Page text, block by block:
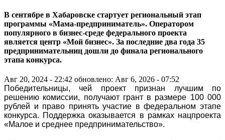
В сентябре в Хабаровске стартует региональный этап
программы «Мама-предприниматель». Оператором
популярного в бизнес-среде федерального проекта
является центр «Мой бизнес». За последние два года 35
предпринимательниц дошли до финала регионального
этапа конкурса.
Авг 20, 2024 - 22:42 обновлено: Авг 6, 2026 - 07:52
Победительницы, чей проект признан лучшим по
решению комиссии, получают грант в размере 100 000
рублей и право принять участие в федеральном этапе
конкурса. Поддержка оказывается в рамках нацпроекта
«Малое и среднее предпринимательство».